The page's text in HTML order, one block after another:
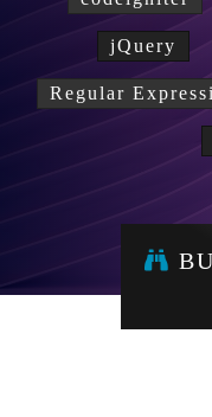
jQuery
Regular